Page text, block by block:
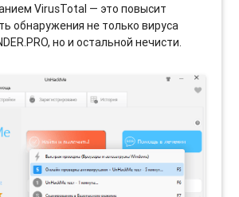
VirusTotal — это повысит
обнаружения не только вируса
но и остальной нечисти.